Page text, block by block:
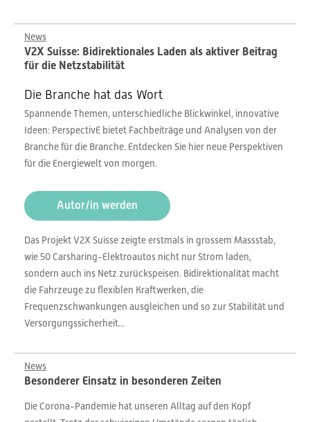
News
V2X Suisse: Bidirektionales Laden als aktiver Beitrag
für die Netzstabilität
Die Branche hat das Wort
Spannende Themen, unterschiedliche Blickwinkel, innovative
Ideen: PerspectivE bietet Fachbeiträge und Analysen von der
Branche für die Branche. Entdecken Sie hier neue Perspektiven
für die Energiewelt von morgen.
Autor/in werden
Das Projekt V2X Suisse zeigte erstmals in grossem Massstab,
wie 50 Carsharing-Elektroautos nicht nur Strom laden,
sondern auch ins Netz zurückspeisen. Bidirektionalität macht
die Fahrzeuge zu flexiblen Kraftwerken, die
Frequenzschwankungen ausgleichen und so zur Stabilität und
Versorgungssicherheit...
News
Besonderer Einsatz in besonderen Zeiten
Die Corona-Pandemie hat unseren Alltag auf den Kopf